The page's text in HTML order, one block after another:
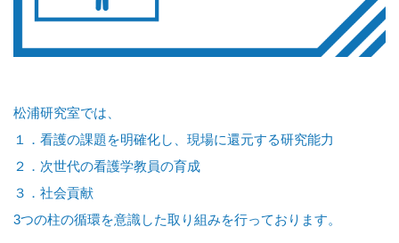
松浦研究室では、
１．看護の課題を明確化し、現場に還元する研究能力
２．次世代の看護学教員の育成
３．社会貢献
3つの柱の循環を意識した取り組みを行っております。